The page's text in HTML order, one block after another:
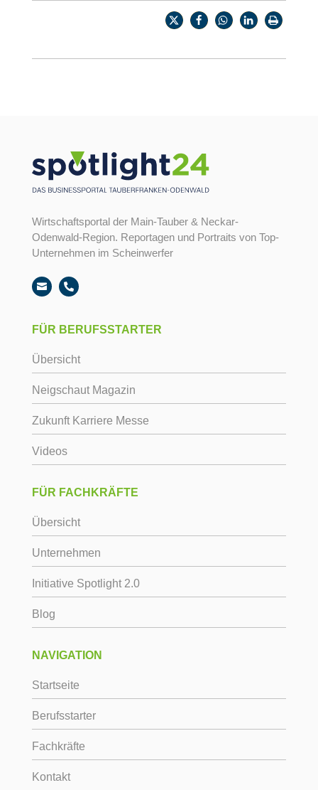
Wirtschaftsportal der Main-Tauber & Neckar-
Odenwald-Region. Reportagen und Portraits von Top-
Unternehmen im Scheinwerfer
 
FÜR BERUFSSTARTER
Übersicht
Neigschaut Magazin
Zukunft Karriere Messe
Videos
FÜR FACHKRÄFTE
Übersicht
Unternehmen
Initiative Spotlight 2.0
Blog
NAVIGATION
Startseite
Berufsstarter
Fachkräfte
Kontakt